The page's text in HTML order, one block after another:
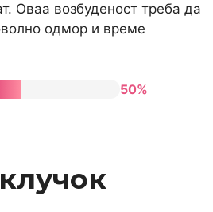
Оваа возбуденост треба да
одмор и време
50%